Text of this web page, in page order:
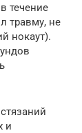
течение
травму, не
нокаут).
и